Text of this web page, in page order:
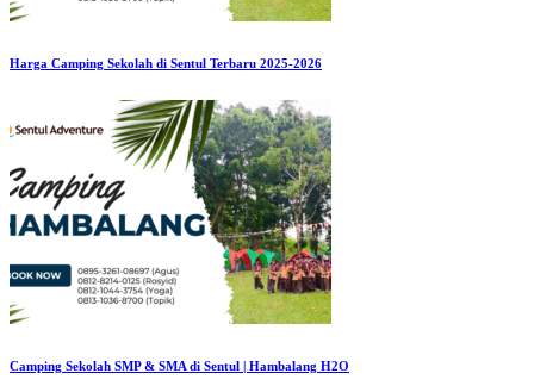
Harga Camping Sekolah di Sentul Terbaru 2025-2026
Camping Sekolah SMP & SMA di Sentul | Hambalang H2O